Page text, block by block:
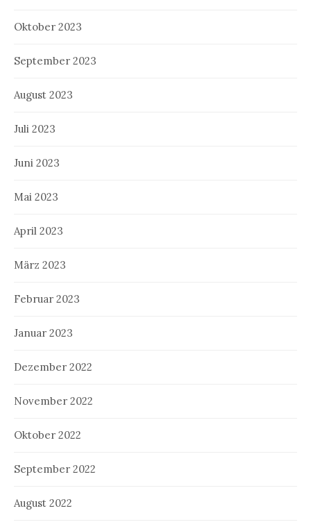
Oktober 2023
September 2023
August 2023
Juli 2023
Juni 2023
Mai 2023
April 2023
März 2023
Februar 2023
Januar 2023
Dezember 2022
November 2022
Oktober 2022
September 2022
August 2022